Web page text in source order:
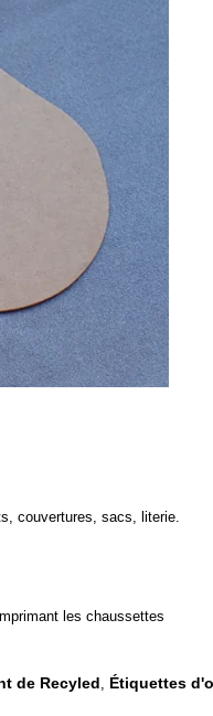
couvertures, sacs, literie.
les chaussettes
de Recyled, Étiquettes